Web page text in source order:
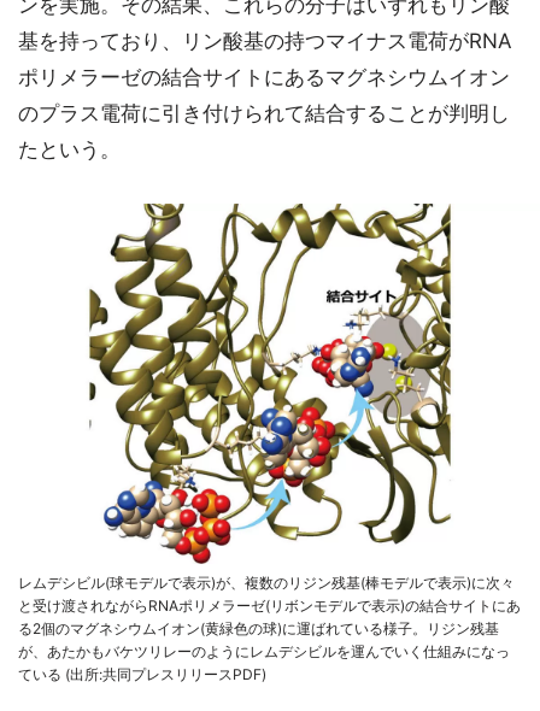
ンを実施。その結果、これらの分子はいずれもリン酸
基を持っており、リン酸基の持つマイナス電荷がRNA
ポリメラーゼの結合サイトにあるマグネシウムイオン
のプラス電荷に引き付けられて結合することが判明し
たという。
レムデシビル(球モデルで表示)が、複数のリジン残基(棒モデルで表示)に次々
と受け渡されながらRNAポリメラーゼ(リボンモデルで表示)の結合サイトにあ
る2個のマグネシウムイオン(黄緑色の球)に運ばれている様子。リジン残基
が、あたかもバケツリレーのようにレムデシビルを運んでいく仕組みになっ
ている (出所:共同プレスリリースPDF)